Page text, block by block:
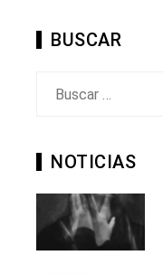
BUSCAR
NOTICIAS